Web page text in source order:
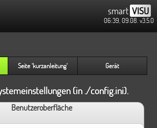
smart VISU
06:39, 09.08. v3.5.0
Seite 'kurzanleitung' Gerät
(in ./config.ini).
Benutzeroberfläche